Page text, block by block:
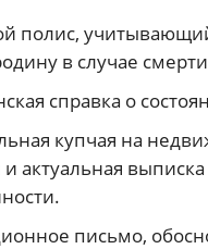
полис,
в случае
справка о
купчая на
актуальная выписка
письмо,